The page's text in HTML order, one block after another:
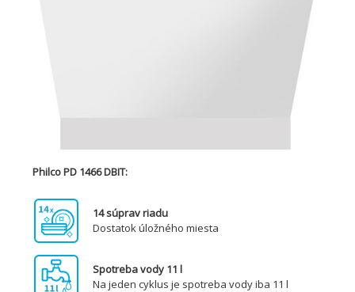
Philco PD 1466 DBIT:
14 súprav riadu
Dostatok úložného miesta
Spotreba vody 11 l
Na jeden cyklus je spotreba vody iba 11 l